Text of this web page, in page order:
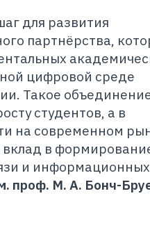
для развития
партнёрства,
цифровой среде
Такое
студентов, а в
на современном
вклад в
и информационных
проф. М. А. Бонч-